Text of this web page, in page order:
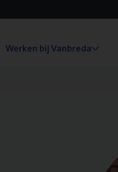
Werken bij Vanbreda